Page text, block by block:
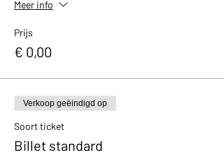
Meer info
Prijs
€ 0,00
Verkoop geëindigd op
Soort ticket
Billet standard